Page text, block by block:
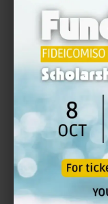
RULES
PUERTO